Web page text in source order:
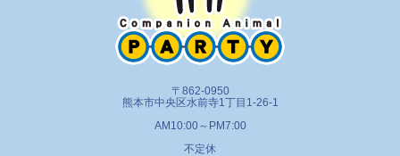
〒862-0950
熊本市中央区水前寺1丁目1-26-1
AM10:00～PM7:00
不定休